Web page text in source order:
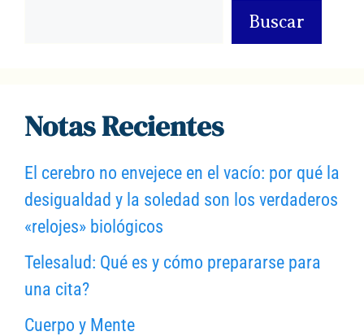
Buscar
Notas Recientes
El cerebro no envejece en el vacío: por qué la
desigualdad y la soledad son los verdaderos
«relojes» biológicos
Telesalud: Qué es y cómo prepararse para
una cita?
Cuerpo y Mente